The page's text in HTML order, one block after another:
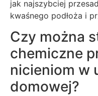
jak najszybciej
kwaśnego podłoża i
Czy można
chemiczne
nicieniom w
domowej?